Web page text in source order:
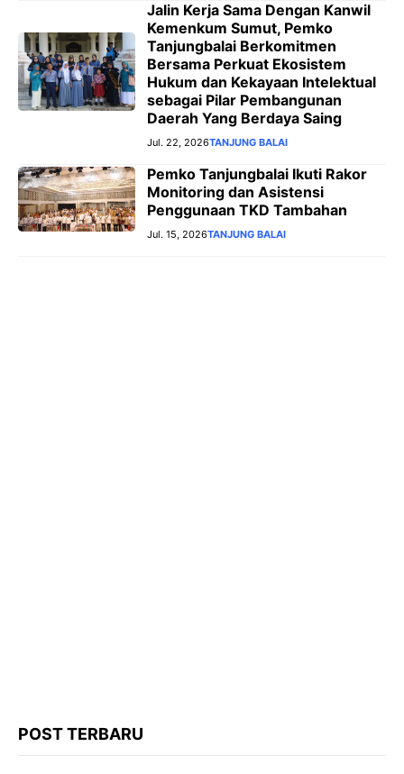
Jalin Kerja Sama Dengan Kanwil
Kemenkum Sumut, Pemko
Tanjungbalai Berkomitmen
Bersama Perkuat Ekosistem
Hukum dan Kekayaan Intelektual
sebagai Pilar Pembangunan
Daerah Yang Berdaya Saing
Jul. 22, 2026TANJUNG BALAI
Pemko Tanjungbalai Ikuti Rakor
Monitoring dan Asistensi
Penggunaan TKD Tambahan
Jul. 15, 2026TANJUNG BALAI
POST TERBARU